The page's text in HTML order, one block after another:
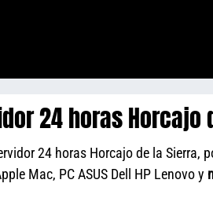
24 horas Horcajo
24 horas Horcajo de la
Mac, PC ASUS Dell HP Lenovo y